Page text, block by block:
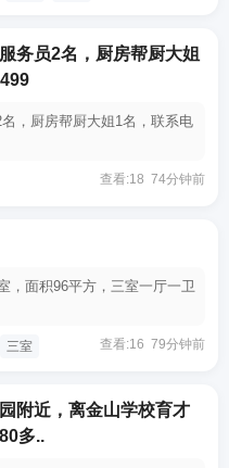
务员2名，厨房帮厨大姐
，厨房帮厨大姐1名，联系电
查看:18 74分钟前
，面积96平方，三室一厅一卫
三室 查看:16 79分钟前
附近，离金山学校育才
多..